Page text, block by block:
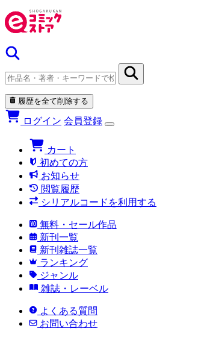
履歴を全て削除する
ログイン 会員登録
カート
初めての方
お知らせ
閲覧履歴
シリアルコードを利用する
無料・セール作品
新刊一覧
新刊雑誌一覧
ランキング
ジャンル
雑誌・レーベル
よくある質問
お問い合わせ